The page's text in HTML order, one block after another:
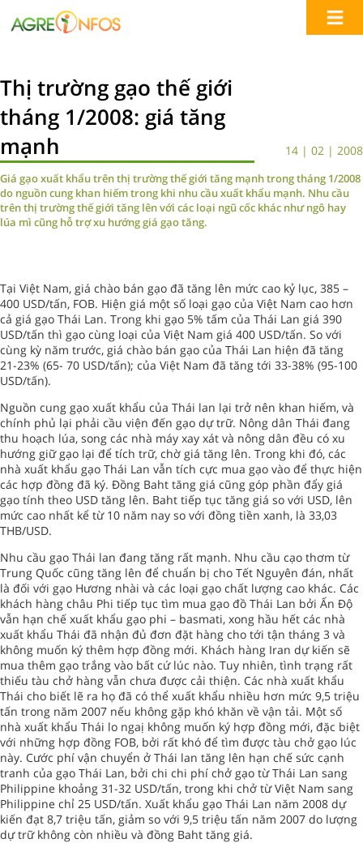
Thị trường gạo thế giới
tháng 1/2008: giá tăng
mạnh
14 | 02 | 2008
Giá gạo xuất khẩu trên thị trường thế giới tăng mạnh trong tháng 1/2008
do nguồn cung khan hiếm trong khi nhu cầu xuất khẩu mạnh. Nhu cầu
trên thị trường thế giới tăng lên với các loại ngũ cốc khác như ngô hay
lúa mì cũng hỗ trợ xu hướng giá gạo tăng.
Tại Việt Nam, giá chào bán gạo đã tăng lên mức cao kỷ lục, 385 –
400 USD/tấn, FOB. Hiện giá một số loại gạo của Việt Nam cao hơn
cả giá gạo Thái Lan. Trong khi gạo 5% tấm của Thái Lan giá 390
USD/tấn thì gạo cùng loại của Việt Nam giá 400 USD/tấn. So với
cùng kỳ năm trước, giá chào bán gạo của Thái Lan hiện đã tăng
21-23% (65- 70 USD/tấn); của Việt Nam đã tăng tới 33-38% (95-100
USD/tấn).
Nguồn cung gạo xuất khẩu của Thái lan lại trở nên khan hiếm, và
chính phủ lại phải cầu viện đến gạo dự trữ. Nông dân Thái đang
thu hoạch lúa, song các nhà máy xay xát và nông dân đều có xu
hướng giữ gạo lại để tích trữ, chờ giá tăng lên. Trong khi đó, các
nhà xuất khẩu gạo Thái Lan vẫn tích cực mua gạo vào để thực hiện
các hợp đồng đã ký. Đồng Baht tăng giá cũng góp phần đẩy giá
gạo tính theo USD tăng lên. Baht tiếp tục tăng giá so với USD, lên
mức cao nhất kể từ 10 năm nay so với đồng tiền xanh, là 33,03
THB/USD.
Nhu cầu gạo Thái lan đang tăng rất mạnh. Nhu cầu cạo thơm từ
Trung Quốc cũng tăng lên để chuẩn bị cho Tết Nguyên đán, nhất
là đối với gạo Hương nhài và các loại gạo chất lượng cao khác. Các
khách hàng châu Phi tiếp tục tìm mua gạo đồ Thái Lan bởi Ấn Độ
vẫn hạn chế xuất khẩu gạo phi – basmati, xong hầu hết các nhà
xuất khẩu Thái đã nhận đủ đơn đặt hàng cho tới tận tháng 3 và
không muốn ký thêm hợp đồng mới. Khách hàng Iran dự kiến sẽ
mua thêm gạo trắng vào bất cứ lúc nào. Tuy nhiên, tình trạng rất
thiếu tàu chở hàng vẫn chưa được cải thiện. Các nhà xuất khẩu
Thái cho biết lẽ ra họ đã có thể xuất khẩu nhiều hơn mức 9,5 triệu
tấn trong năm 2007 nếu không gặp khó khăn về vận tải. Một số
nhà xuất khẩu Thái lo ngaị không muốn ký hợp đồng mới, đặc biệt
với những hợp đồng FOB, bởi rất khó để tìm được tàu chở gạo lúc
này. Cước phí vận chuyển ở Thái lan tăng lên hạn chế sức cạnh
tranh của gạo Thái Lan, bởi chi chi phí chở gạo từ Thái Lan sang
Philippine khoảng 31-32 USD/tấn, trong khi chở từ Việt Nam sang
Philippine chỉ 25 USD/tấn. Xuất khẩu gạo Thái Lan năm 2008 dự
kiến đạt 8,7 triệu tấn, giảm so với 9,5 triệu tấn năm 2007 do lượng
dự trữ không còn nhiều và đồng Baht tăng giá.